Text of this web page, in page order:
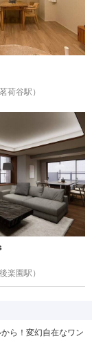
茗荷谷駅）
後楽園駅）
ら！変幻自在なワン